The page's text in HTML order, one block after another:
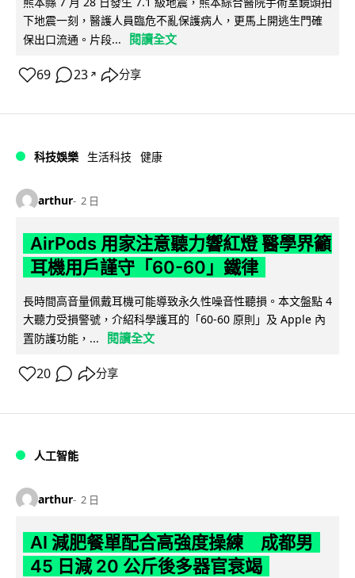
下地震一刻，醫護人員臨危不亂保護病人，更馬上開逃生門確
保出口流通。片段...
閱讀全文
69 23 ↗ 分享
科技娛樂 生活科技 健康
arthur 2 日
AirPods 用家注意聽力響紅燈 醫學界籲
耳機用戶謹守「60-60」鐵律
長時間高音量佩戴耳機可能導致永久性噪音性聽損。本文盤點 4
大聽力受損警號，介紹科學護耳的「60-60 原則」及 Apple 內
置防護功能，...
閱讀全文
20 分享
人工智能
arthur 2 日
AI 減肥餐單配合高強度操練 成都男
45 日減 20 公斤後多器官衰竭